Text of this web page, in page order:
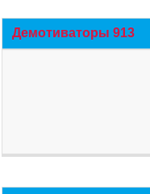
Демотиваторы 913